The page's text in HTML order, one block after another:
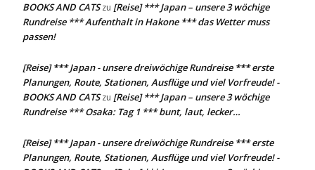
BOOKS AND CATSzu [Reise] *** Japan – unsere 3 wöchige
Rundreise *** Aufenthalt in Hakone *** das Wetter muss
passen!
[Reise] *** Japan - unsere dreiwöchige Rundreise *** erste
Planungen, Route, Stationen, Ausflüge und viel Vorfreude! -
BOOKS AND CATSzu [Reise] *** Japan – unsere 3 wöchige
Rundreise *** Osaka: Tag 1 *** bunt, laut, lecker…
[Reise] *** Japan - unsere dreiwöchige Rundreise *** erste
Planungen, Route, Stationen, Ausflüge und viel Vorfreude! -